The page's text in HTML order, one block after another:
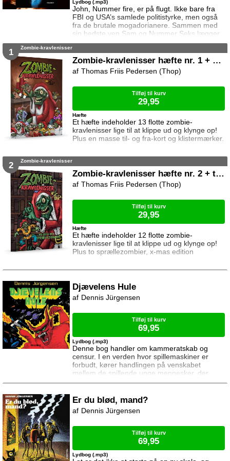
John, Nummer fire, er på flugt. Ikke bare fra
FBI og USA’s samlede politistyrke, men også
fra de brutale mogadorianere. Sammen med
sin bedste ven Sam og Nummer Seks lægger
de en plan som vil forene alle seks fra Lorien.
mogadorianerne. Men fjenden er større end
ensom pige i et kloster i Spanien at forberede
Lydbog (.mp3)
1 Zombie-kravlenisser
Zombie-kravlenisser hæfte nr. 1 + med til- og fra-kort og klistermærker
Et hæfte indeholder 13 flotte zombie-
kravlenisser lige til at klippe ud og klynge op!
Plus en masse til- og fra-kort og klistermærker.
Hæfte
Thomas Friis Pedersen (Thop)
Tilføj til kurv
29,95
2 Zombie-kravlenisser
Zombie-kravlenisser hæfte nr. 2 + to sprællezombier
Et hæfte indeholder 12 flotte zombie-
kravlenisser lige til at klippe ud og klynge op!
Plus to sprællezombier, x-mas edition
Hæfte
Thomas Friis Pedersen (Thop)
Tilføj til kurv
29,95
Djævelens Hule
Denne bog handler om kammeratskab og
censur. I en verden hvor spillemaskiner er
forbudt, kører handlingen på venskabet
mellem de spillende unge mennesker, der
selvfølgelig ikke kan undvære deres
forsøg på at stoppe alle former for
elektroniske spil. De ulovlige maskiner tæller
alt ligefra små bip-bip spil til den største af de
hjemmecomputeren og
Lydbog (.mp3)
Dennis Jürgensen
Tilføj til kurv
69,95
Er du blød, mand?
Lydbog (.mp3)
Dennis Jürgensen
Tilføj til kurv
69,95